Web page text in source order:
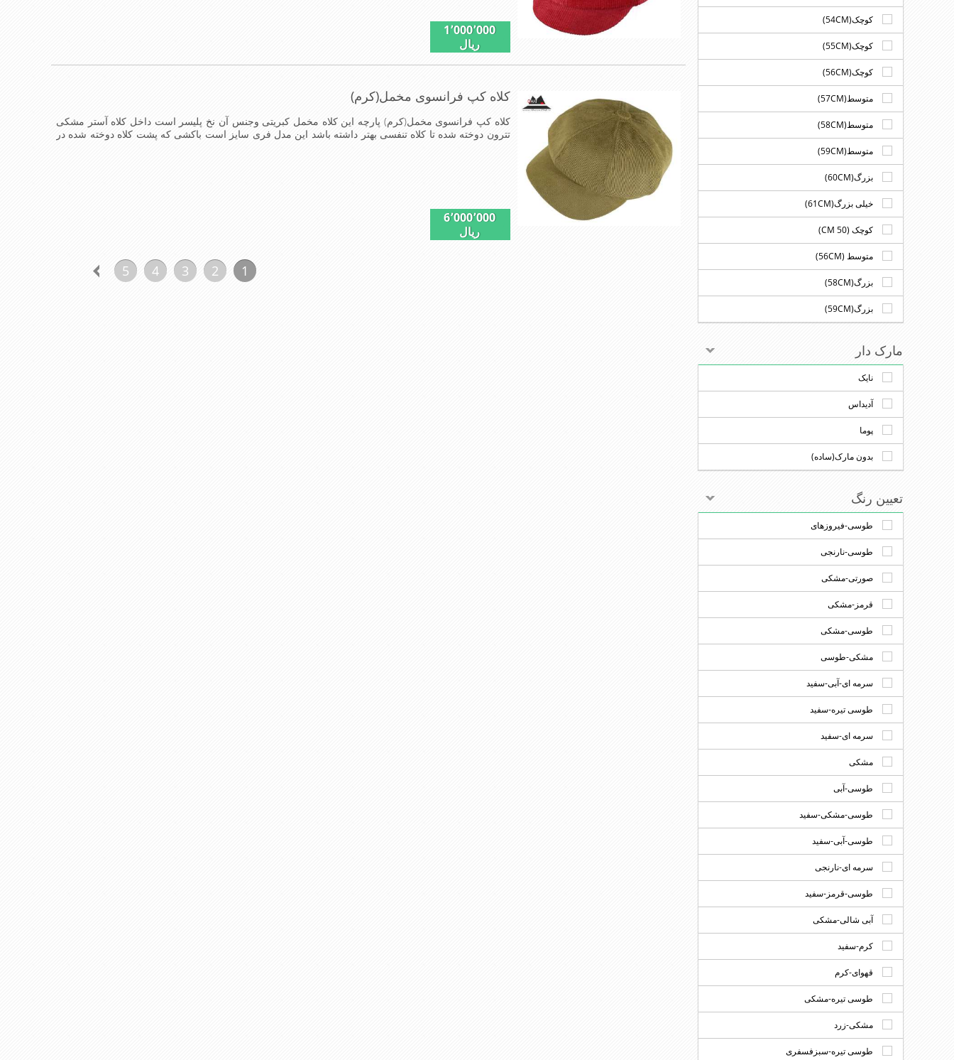
1٬000٬000
ریال
کلاه کپ فرانسوی مخمل(کرم)
کلاه کپ فرانسوی مخمل(کرم) پارچه این کلاه مخمل کبریتی وجنس آن نخ پلیسر است داخل کلاه آستر مشکی
تترون دوخته شده تا کلاه تنفسی بهتر داشته باشد این مدل فری سایز است باکشی که پشت کلاه دوخته شده در
6٬000٬000
ریال
1
2
3
4
5
کوچک(54CM)
کوچک(55CM)
کوچک(56CM)
متوسط(57CM)
متوسط(58CM)
متوسط(59CM)
بزرگ(60CM)
خیلی بزرگ(61CM)
کوچک (50 CM)
متوسط (56CM)
بزرگ(58CM)
بزرگ(59CM)
مارک دار
نایک
آدیداس
پوما
بدون مارک(ساده)
تعیین رنگ
طوسی-فیروزهای
طوسی-نارنجی
صورتی-مشکی
قرمز-مشکی
طوسی-مشکی
مشکی-طوسی
سرمه ای-آبی-سفید
طوسی تیره-سفید
سرمه ای-سفید
مشکی
طوسی-آبی
طوسی-مشکی-سفید
طوسی-آبی-سفید
سرمه ای-نارنجی
طوسی-قرمز-سفید
آبی شالی-مشکی
کرم-سفید
قهوای-کرم
طوسی تیره-مشکی
مشکی-زرد
طوسی تیره-سبزفسفری